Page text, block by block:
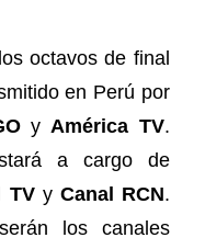
octavos de final
en Perú por
y América TV.
a cargo de
TVy Canal RCN.
los canales